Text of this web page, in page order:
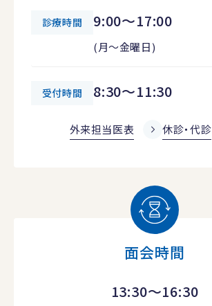
診療時間 9:00～17:00
(月～金曜日)
受付時間 8:30～11:30
外来担当医表 休診・代診
面会時間
13:30～16:30